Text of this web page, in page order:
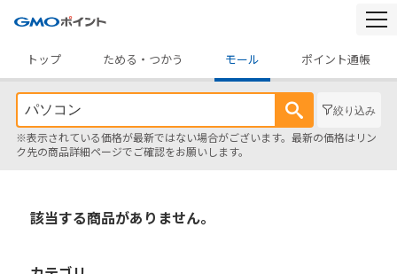
トップ
ためる・つかう モール ポイント通帳
絞り込み
※表示されている価格が最新ではない場合がございます。最新の価格はリン
ク先の商品詳細ページでご確認をお願いします。
該当する商品がありません。